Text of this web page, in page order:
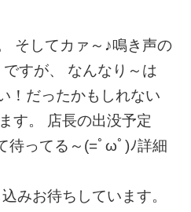
そしてカァ～♪鳴き声の
すが、 なんなり～は
！だったかもしれない
す。 店長の出没予定
待ってる～(=ﾟωﾟ)ﾉ詳細
みお待ちしています。